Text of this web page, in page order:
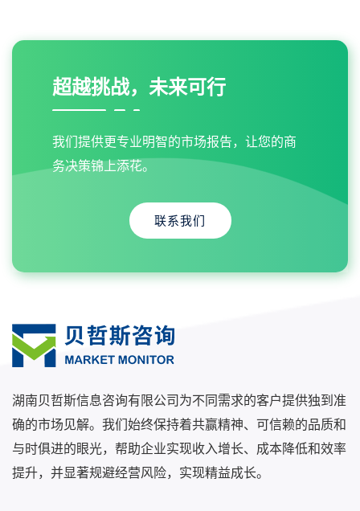
超越挑战，未来可行
我们提供更专业明智的市场报告，让您的商
务决策锦上添花。
联系我们
湖南贝哲斯信息咨询有限公司为不同需求的客户提供独到准
确的市场见解。我们始终保持着共赢精神、可信赖的品质和
与时俱进的眼光，帮助企业实现收入增长、成本降低和效率
提升，并显著规避经营风险，实现精益成长。